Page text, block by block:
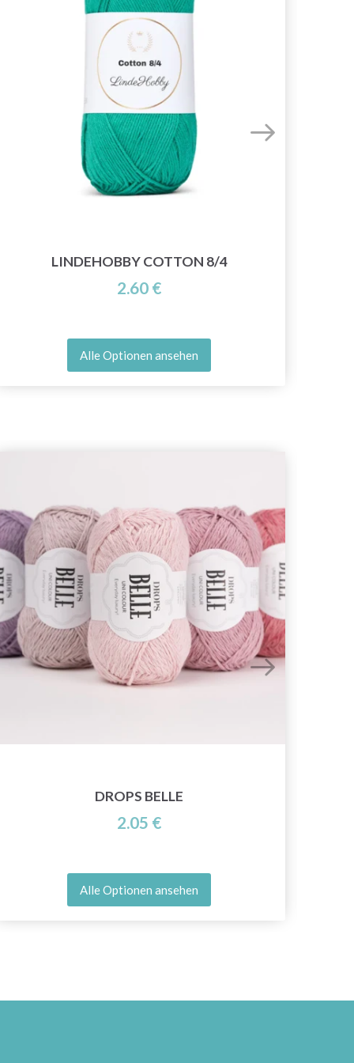
LINDEHOBBY COTTON 8/4
2.60 €
Alle Optionen ansehen
DROPS BELLE
2.05 €
Alle Optionen ansehen